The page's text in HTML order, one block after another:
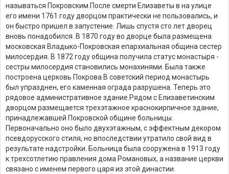
называться Покровским. После смерти Елизаветы в на улице
его имени 1761 году дворцом практически не пользовались, и
он быстро пришел в запустение. Лишь спустя сто лет дворец
вновь понадобился. В 1870 году во дворце была размещена
московская Владыко-Покровская епархиальная община сестер
милосердия. В 1872 году община получила статус монастыря -
сестры милосердия становились монахинями. Была также
построена церковь Покрова. В советский период монастырь
был упразднен, его каменная ограда разрушена. Теперь это
рядовое административное здание. Рядом с Елизаветинским
дворцом размещается трехэтажное краснокирпичное здание,
принадлежавшей Покровской общине больницы.
Первоначально оно было двухэтажным, с эффектным декором
псевдорусского стиля, но впоследствии утратило свой вид в
результате надстройки. Больница была сооружена в 1913 году
к трехсотлетию правления дома Романовых, а название церкви
связано с именем первого царя из этой династии.